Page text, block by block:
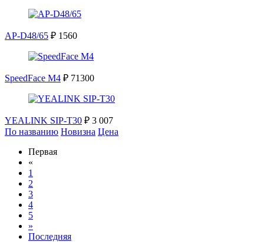
AP-D48/65 ₽ 1560
SpeedFace M4 ₽ 71300
YEALINK SIP-T30 ₽ 3 007
По названию Новизна Цена
Первая
«
1
2
3
4
5
»
Последняя